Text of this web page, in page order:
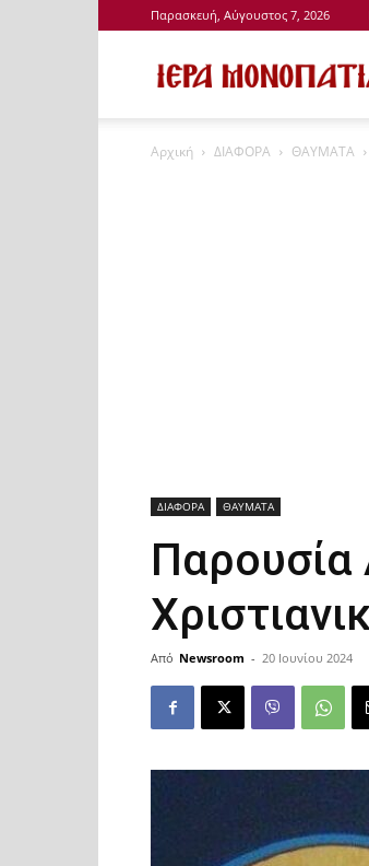
Παρασκευή, Αύγουστος 7, 2026
Αρχική ΔΙΑΦΟΡΑ ΘΑΥΜΑΤΑ
ΔΙΑΦΟΡΑ ΘΑΥΜΑΤΑ
Παρουσία
Από Newsroom - 20 Ιουνίου 2024